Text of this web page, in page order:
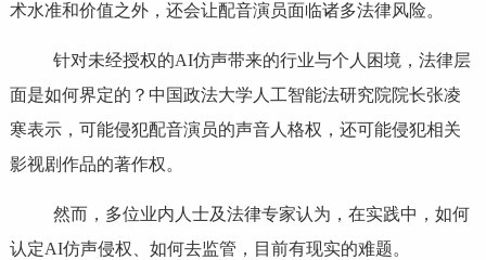
术水准和价值之外，还会让配音演员面临诸多法律风险。
针对未经授权的AI仿声带来的行业与个人困境，法律层
面是如何界定的？中国政法大学人工智能法研究院院长张凌
寒表示，可能侵犯配音演员的声音人格权，还可能侵犯相关
影视剧作品的著作权。
然而，多位业内人士及法律专家认为，在实践中，如何
认定AI仿声侵权、如何去监管，目前有现实的难题。